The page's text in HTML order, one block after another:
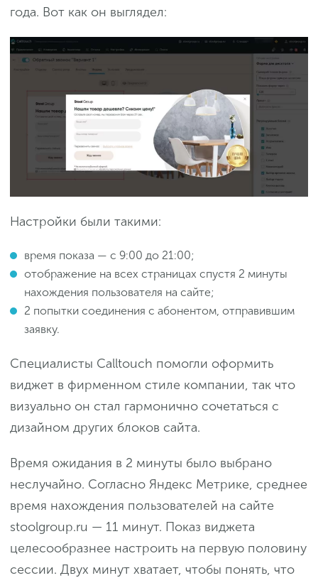
года. Вот как он выглядел:
Настройки были такими:
время показа — с 9:00 до 21:00;
отображение на всех страницах спустя 2 минуты
нахождения пользователя на сайте;
2 попытки соединения с абонентом, отправившим
заявку.
Специалисты Calltouch помогли оформить
виджет в фирменном стиле компании, так что
визуально он стал гармонично сочетаться с
дизайном других блоков сайта.
Время ожидания в 2 минуты было выбрано
неслучайно. Согласно Яндекс Метрике, среднее
время нахождения пользователей на сайте
stoolgroup.ru — 11 минут. Показ виджета
целесообразнее настроить на первую половину
сессии. Двух минут хватает, чтобы понять, что